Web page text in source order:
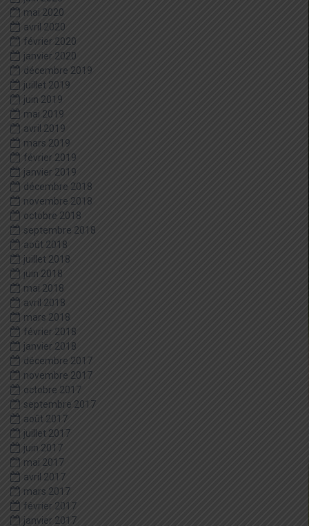
mai 2020
avril 2020
février 2020
janvier 2020
décembre 2019
juillet 2019
juin 2019
mai 2019
avril 2019
mars 2019
février 2019
janvier 2019
décembre 2018
novembre 2018
octobre 2018
septembre 2018
août 2018
juillet 2018
juin 2018
mai 2018
avril 2018
mars 2018
février 2018
janvier 2018
décembre 2017
novembre 2017
octobre 2017
septembre 2017
août 2017
juillet 2017
juin 2017
mai 2017
avril 2017
mars 2017
février 2017
janvier 2017